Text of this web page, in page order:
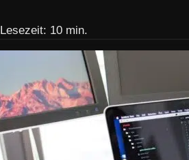
Lesezeit: 10 min.